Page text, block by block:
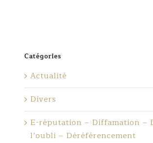
Catégories
Actualité
Divers
E-réputation – Diffamation –
l’oubli – Déréférencement